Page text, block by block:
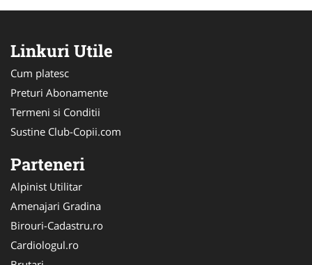
Linkuri Utile
Cum platesc
Preturi Abonamente
Termeni si Conditii
Sustine Club-Copii.com
Parteneri
Alpinist Utilitar
Amenajari Gradina
Birouri-Cadastru.ro
Cardiologul.ro